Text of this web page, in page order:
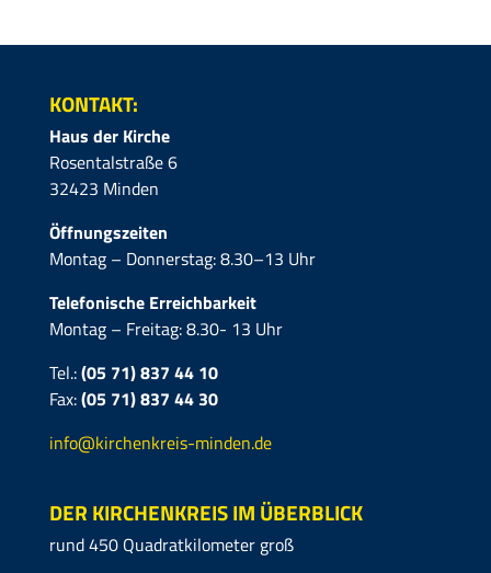
KONTAKT:
Haus der Kirche
Rosentalstraße 6
32423 Minden
Öffnungszeiten
Montag – Donnerstag: 8.30–13 Uhr
Telefonische Erreichbarkeit
Montag – Freitag: 8.30- 13 Uhr
Tel.:(05 71) 837 44 10
Fax:(05 71)837 44 30
info@kirchenkreis-minden.de
DER KIRCHENKREIS IM ÜBERBLICK
rund 450 Quadratkilometer groß